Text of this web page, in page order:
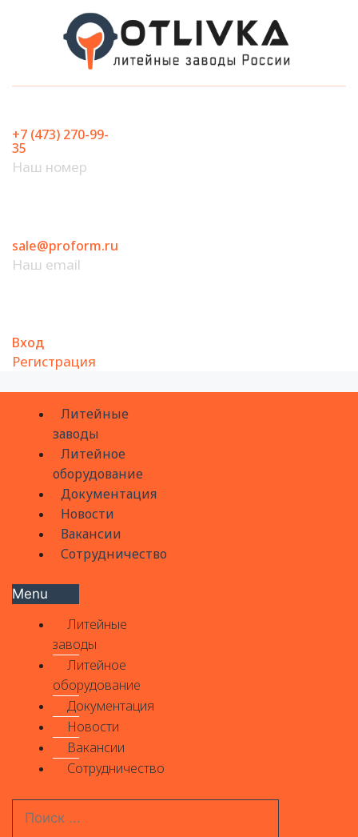
содержимому
+7 (473) 270-99-
35
Наш номер
sale@proform.ru
Наш email
Вход
Регистрация
Литейные
заводы
Литейное
оборудование
Документация
Новости
Вакансии
Сотрудничество
Menu
Литейные
заводы
Литейное
оборудование
Документация
Новости
Вакансии
Сотрудничество